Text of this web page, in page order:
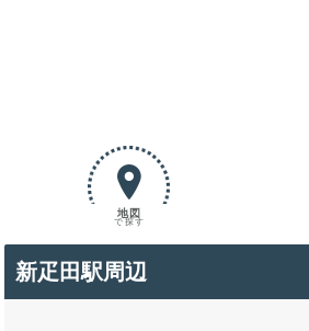
地図
で探す
新疋田駅周辺